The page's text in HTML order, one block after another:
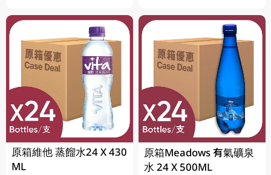
原箱維他 蒸餾水24 X 430
ML
原箱Meadows 有氣礦泉
水 24 X 500ML